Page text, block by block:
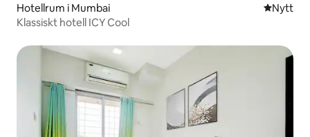
Hotellrum i Mumbai NyttNytt
Klassiskt hotell ICY Cool